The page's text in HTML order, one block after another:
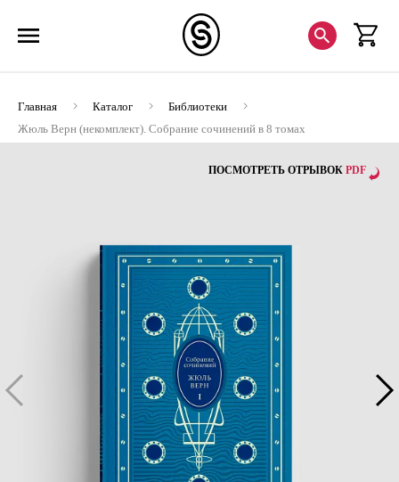
Главная Каталог
Библиотеки
Жюль Верн (некомплект). Собрание сочинений в 8 томах
(Хороший экземпляр)
ПОСМОТРЕТЬ ОТРЫВОК PDF